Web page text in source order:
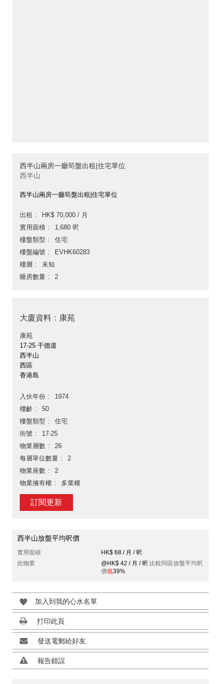
西半山兩房一廳筍盤出租|住宅單位
西半山
西半山兩房一廳筍盤出租|住宅單位
出租
HK$ 70,000 / 月
實用面積
1,680 呎
樓盤類型
住宅
樓盤編號
EVHK60283
樓層
未知
睡房數量
2
大廈資料：康苑
康苑
17-25 干德道
西半山
西區
香港島
入伙年份
1974
樓齡
50
樓盤類型
住宅
街號
17-25
物業層數
26
每層單位數量
2
物業座數
2
物業擁有權
多業權
訂閱更新
西半山放盤平均呎價
實用面積
HK$ 68 / 月 / 呎
此物業
@HK$ 42 / 月 / 呎 比較同區放盤平均呎
價低39%
加入到我的心水名單
打印此頁
發送電郵給好友
報告錯誤